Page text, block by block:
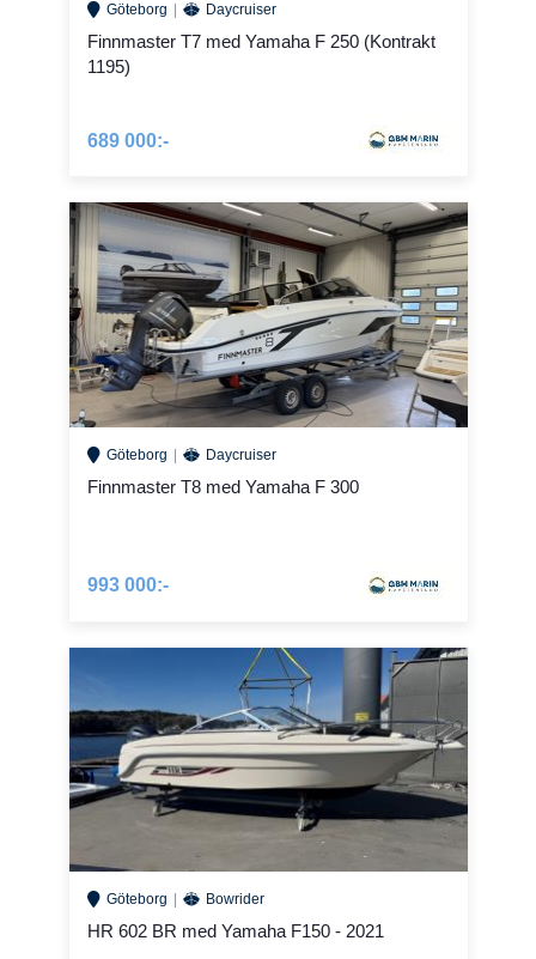
Göteborg Daycruiser
Finnmaster T7 med Yamaha F 250 (Kontrakt
1195)
689 000:-
Göteborg Daycruiser
Finnmaster T8 med Yamaha F 300
993 000:-
Göteborg Bowrider
HR 602 BR med Yamaha F150 - 2021